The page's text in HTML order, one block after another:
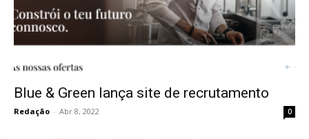
Blue & Green lança site de recrutamento
Redação - Abr 8, 2022 0